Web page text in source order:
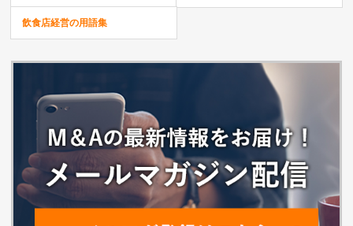
飲食店経営の用語集